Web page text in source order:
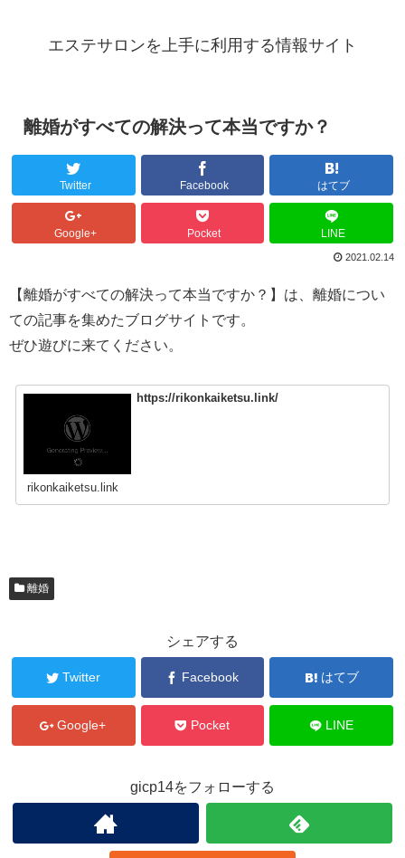
エステサロンを上手に利用する情報サイト
離婚がすべての解決って本当ですか？
Twitter Facebook はてブ
Google+ Pocket LINE
2021.02.14
【離婚がすべての解決って本当ですか？】は、離婚につい
ての記事を集めたブログサイトです。
ぜひ遊びに来てください。
https://rikonkaiketsu.link/
rikonkaiketsu.link
離婚
シェアする
Twitter Facebook はてブ
Google+ Pocket LINE
gicp14をフォローする